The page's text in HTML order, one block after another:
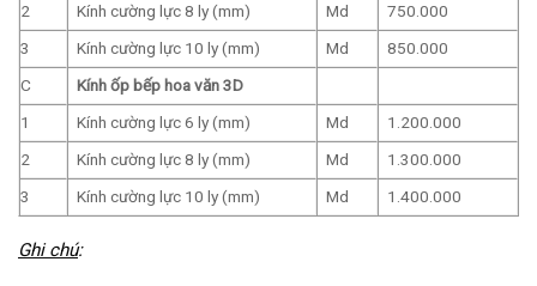
2
Kính cường lực 8 ly (mm) Md
750.000
3
Kính cường lực 10 ly (mm) Md
850.000
C
Kính ốp bếp hoa văn 3D
1
Kính cường lực 6 ly (mm) Md
1.200.000
2
Kính cường lực 8 ly (mm) Md
1.300.000
3
Kính cường lực 10 ly (mm) Md 1.400.000
Ghi chú: